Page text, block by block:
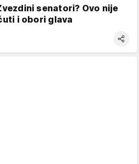
senatori? Ovo nije
i obori glava